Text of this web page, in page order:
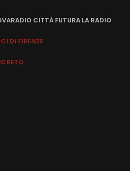
CITTÀ FUTURA LA RADIO
DI FIRENZE